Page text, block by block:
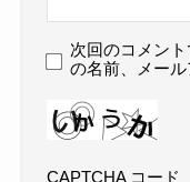
次回のコメン
の名前、メール
CAPTCHA コード